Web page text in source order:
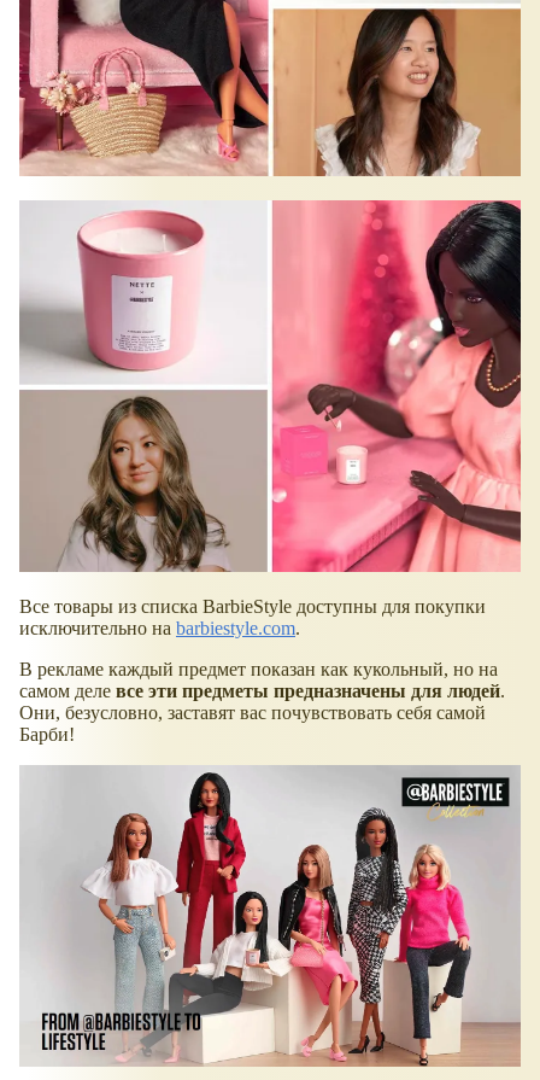
Все товары из списка BarbieStyle доступны для покупки
исключительно на barbiestyle.com.
В рекламе каждый предмет показан как кукольный, но на
самом деле все эти предметы предназначены для людей.
Они, безусловно, заставят вас почувствовать себя самой
Барби!